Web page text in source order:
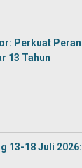
Perkuat Peran
13 Tahun
13-18 Juli 2026: